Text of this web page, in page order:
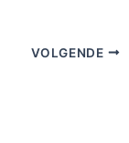
VOLGENDE